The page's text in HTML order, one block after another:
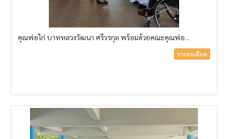
คุณพ่อไก่ บาทหลวงวัฒนา ศรีวรกุล พร้อมด้วยคณะคุณพ่อ...
รายละเอียด